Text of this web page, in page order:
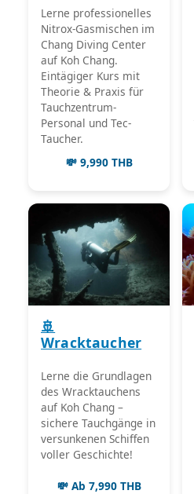
Lerne professionelles
Nitrox-Gasmischen im
Chang Diving Center
auf Koh Chang.
Eintägiger Kurs mit
Theorie & Praxis für
Tauchzentrum-
Personal und Tec-
Taucher.
💸 9,990 THB
🚢
Wracktaucher
Lerne die Grundlagen
des Wracktauchens
auf Koh Chang –
sichere Tauchgänge in
versunkenen Schiffen
voller Geschichte!
💸 Ab 7,990 THB